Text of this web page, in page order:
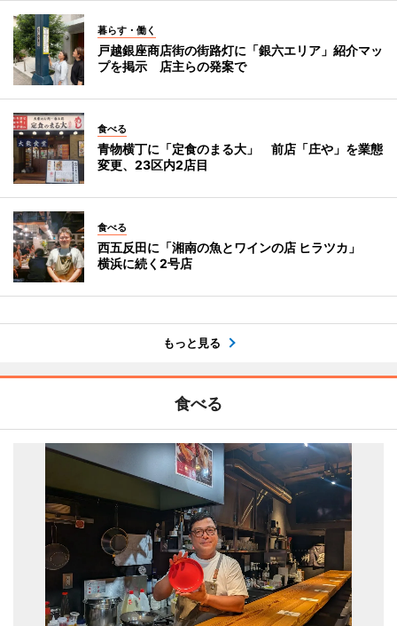
暮らす・働く
戸越銀座商店街の街路灯に「銀六エリア」紹介マッ
プを掲示 店主らの発案で
食べる
青物横丁に「定食のまる大」 前店「庄や」を業態
変更、23区内2店目
食べる
西五反田に「湘南の魚とワインの店 ヒラツカ」
横浜に続く2号店
もっと見る
食べる